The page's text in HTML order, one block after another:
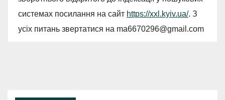
системах посилання на сайт https://xxl.kyiv.ua/. З
усіх питань звертатися на ma6670296@gmail.com